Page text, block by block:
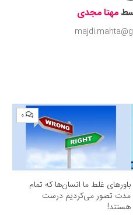
مهتا مجدی
۰
باورهای غلط ما انسان‌ها که تمام
مدت تصور می‌کردیم درست
هستند!